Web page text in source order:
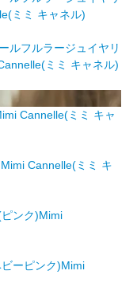
ミミ キャネル)
ルフルラージュイヤリ
ミミ キャネル)
Cannelle(ミミ キャ
Cannelle(ミミ キ
ンク)Mimi
ーピンク)Mimi